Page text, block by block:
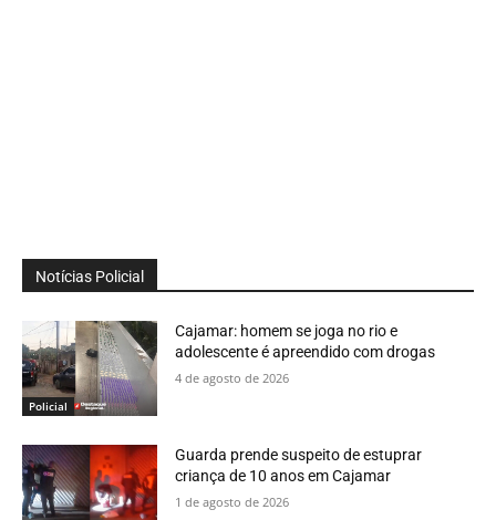
Notícias Policial
Policial
Cajamar: homem se joga no rio e
adolescente é apreendido com drogas
4 de agosto de 2026
Guarda prende suspeito de estuprar
criança de 10 anos em Cajamar
1 de agosto de 2026